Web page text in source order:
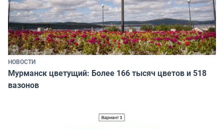
НОВОСТИ
Мурманск цветущий: Более 166 тысяч цветов и 518
вазонов